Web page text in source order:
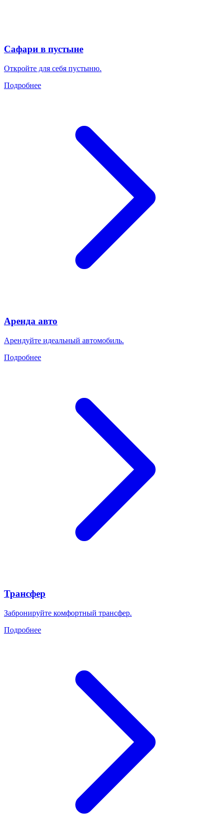
Сафари в пустыне
Откройте для себя пустыню.
Подробнее
Аренда авто
Арендуйте идеальный автомобиль.
Подробнее
Трансфер
Забронируйте комфортный трансфер.
Подробнее